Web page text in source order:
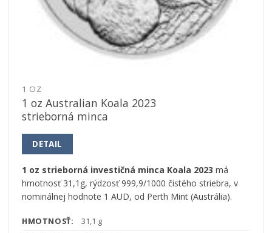
1 OZ
1 oz Australian Koala 2023
strieborná minca
DETAIL
1 oz strieborná investičná minca Koala 2023 má
hmotnosť 31,1g, rýdzosť 999,9/1000 čistého striebra, v
nominálnej hodnote 1 AUD, od Perth Mint (Austrália).
HMOTNOSŤ:
31,1 g